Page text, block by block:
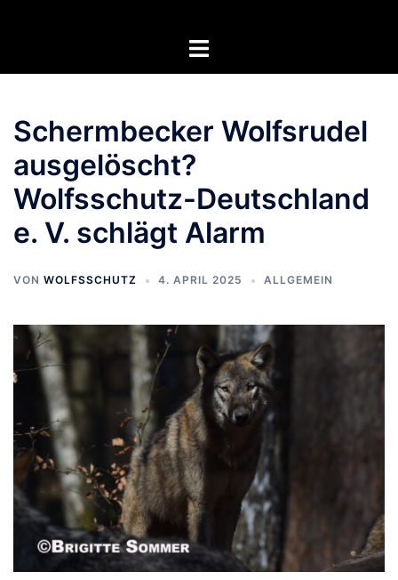
Menü
Schermbecker Wolfsrudel
ausgelöscht?
Wolfsschutz-Deutschland
e. V. schlägt Alarm
VON WOLFSSCHUTZ 4. APRIL 2025 ALLGEMEIN